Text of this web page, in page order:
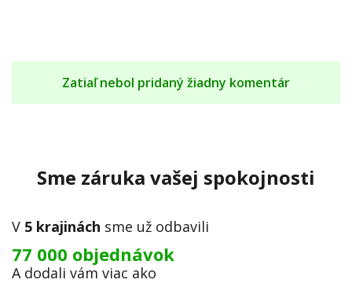
Zatiaľ nebol pridaný žiadny komentár
Sme záruka vašej spokojnosti
V 5 krajinách sme už odbavili
77 000 objednávok
A dodali vám viac ako